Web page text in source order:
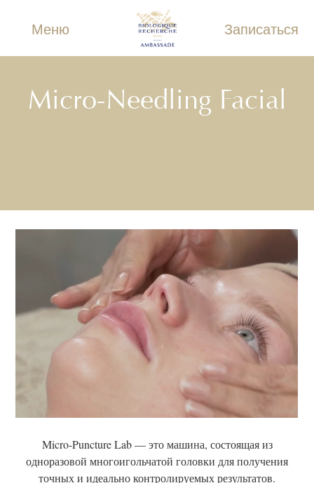
Меню Записаться
Micro-Needling Facial
Micro-Puncture Lab — это машина, состоящая из
одноразовой многоигольчатой ​​головки для получения
точных и идеально контролируемых результатов.